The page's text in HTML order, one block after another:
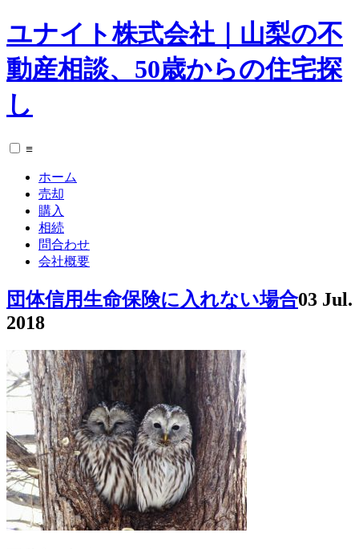
ユナイト株式会社｜山梨の不
動産相談、50歳からの住宅探
し
≡
ホーム
売却
購入
相続
問合わせ
会社概要
団体信用生命保険に入れない場合03 Jul.
2018